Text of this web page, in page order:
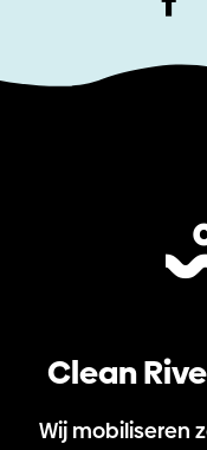
Clean
Wij mobiliseren